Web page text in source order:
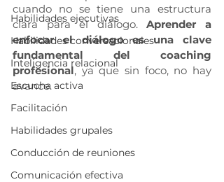
Habilidades ejecutivas
Habilidades conversacionales
Inteligencia relacional
Escucha activa
Facilitación
Habilidades grupales
Conducción de reuniones
Comunicación efectiva
cuando no se tiene una estructura
clara para el diálogo. Aprender a
enfocar el diálogo es una clave
fundamental del coaching
profesional, ya que sin foco, no hay
avance.